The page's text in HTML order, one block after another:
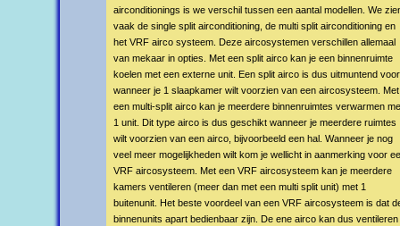
airconditionings is we verschil tussen een aantal modellen. We
vaak de single split airconditioning, de multi split airconditioning en
het VRF airco systeem. Deze aircosystemen verschillen allemaal
van mekaar in opties. Met een split airco kan je een binnenruimte
koelen met een externe unit. Een split airco is dus uitmuntend voor
wanneer je 1 slaapkamer wilt voorzien van een aircosysteem. Met
een multi-split airco kan je meerdere binnenruimtes verwarmen
1 unit. Dit type airco is dus geschikt wanneer je meerdere ruimtes
wilt voorzien van een airco, bijvoorbeeld een hal. Wanneer je nog
veel meer mogelijkheden wilt kom je wellicht in aanmerking voor
VRF aircosysteem. Met een VRF aircosysteem kan je meerdere
kamers ventileren (meer dan met een multi split unit) met 1
buitenunit. Het beste voordeel van een VRF aircosysteem is dat
binnenunits apart bedienbaar zijn. De ene airco kan dus ventileren